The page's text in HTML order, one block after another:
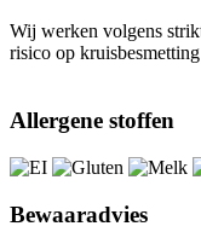
Wij werken volgens
risico op
Allergene stoffen
Bewaaradvies